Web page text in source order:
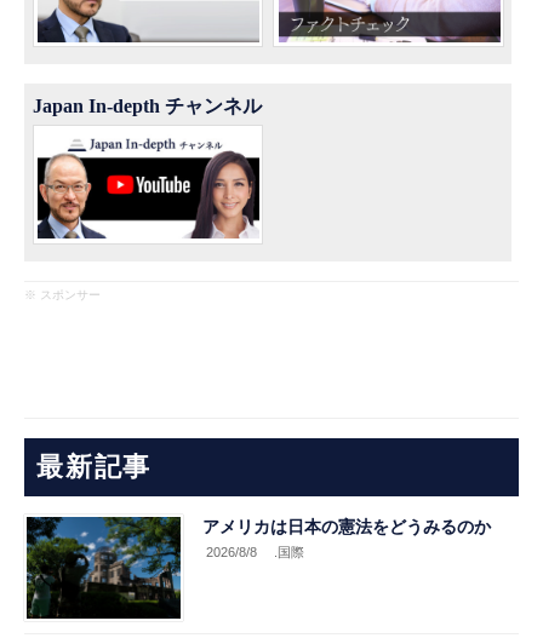
Japan In-depth チャンネル
※ スポンサー
最新記事
アメリカは日本の憲法をどうみるのか
2026/8/8 .国際